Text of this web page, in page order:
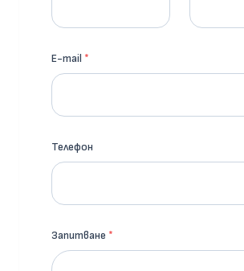
E-mail *
Телефон
Запитване *